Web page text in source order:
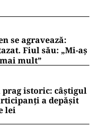
se agravează:
Fiul său: „Mi-aș
mult”
istoric: câștigul
a depășit
lei